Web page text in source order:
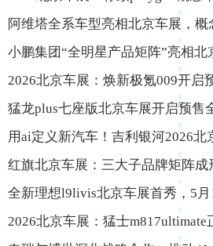
阿维塔全系车型亮相北京车展，
小鹏集团“全明星产品矩阵”亮相
2026北京车展：焕新极氪009开启
猛龙plus七座版北京车展开启预售
用ai定义新汽车！吉利银河2026
红旗北京车展：三大子品牌矩阵成
全新理想l9livis北京车展首秀，5
2026北京车展：猛士m817ultimate